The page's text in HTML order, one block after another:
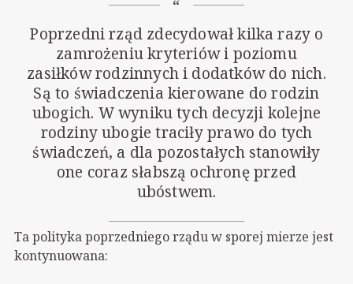
Poprzedni rząd zdecydował kilka razy o
zamrożeniu kryteriów i poziomu
zasiłków rodzinnych i dodatków do nich.
Są to świadczenia kierowane do rodzin
ubogich. W wyniku tych decyzji kolejne
rodziny ubogie traciły prawo do tych
świadczeń, a dla pozostałych stanowiły
one coraz słabszą ochronę przed
ubóstwem.
Ta polityka poprzedniego rządu w sporej mierze jest
kontynuowana: